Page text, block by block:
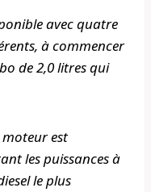
avec quatre
à commencer
de 2,0 litres qui
est
les puissances à
le plus